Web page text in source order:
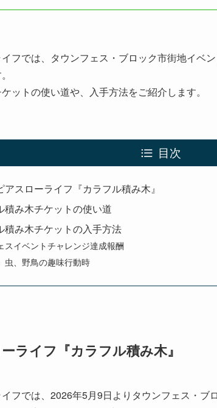
フでは、タウンフェス・ブロック市街地イベ
ットの使い道や、入手方法をご紹介します。
目次
アスローライフ『カラフル積み木』
積み木チケットの使い道
積み木チケットの入手方法
スイベントチャレンジ達成報酬
虫、野鳥の趣味行動時
ライフ『カラフル積み木』
フでは、2026年5月9日よりタウンフェス・ブ